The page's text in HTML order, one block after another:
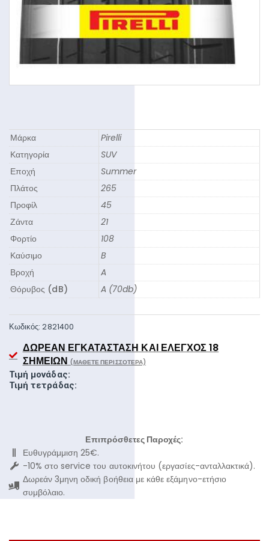
Μάρκα
Pirelli
Κατηγορία
SUV
Εποχή
Summer
Πλάτος
265
Προφίλ
45
Ζάντα
21
Φορτίο
108
Καύσιμο
B
Βροχή
A
Θόρυβος (dB)
A (70db)
Κωδικός:2821400
ΔΩΡΕΆΝ ΕΓΚΑΤΆΣΤΑΣΗ ΚΑΙ ΈΛΕΓΧΟΣ 18
ΣΗΜΕΊΩΝ (ΜΆΘΕΤΕ ΠΕΡΙΣΣΌΤΕΡΑ)
Τιμή μονάδας:
Τιμή τετράδας:
Επιπρόσθετες Παροχές:
Ευθυγράμμιση 25€.
-10% στο service του αυτοκινήτου (εργασίες-ανταλλακτικά).
Δωρεάν 3μηνη οδική βοήθεια με κάθε εξάμηνο-ετήσιο
συμβόλαιο.